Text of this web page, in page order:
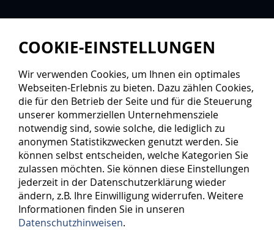
COOKIE-EINSTELLUNGEN
Wir verwenden Cookies, um Ihnen ein optimales
Webseiten-Erlebnis zu bieten. Dazu zählen Cookies,
die für den Betrieb der Seite und für die Steuerung
unserer kommerziellen Unternehmensziele
notwendig sind, sowie solche, die lediglich zu
anonymen Statistikzwecken genutzt werden. Sie
können selbst entscheiden, welche Kategorien Sie
zulassen möchten. Sie können diese Einstellungen
jederzeit in der Datenschutzerklärung wieder
ändern, z.B. Ihre Einwilligung widerrufen. Weitere
Informationen finden Sie in unseren
Datenschutzhinweisen.